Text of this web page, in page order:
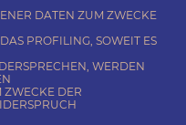
DATEN ZUM ZWECKE
PROFILING, SOWEIT ES
WERDEN
ZWECKE DER